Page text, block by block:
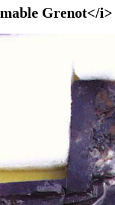
Grenot</i>